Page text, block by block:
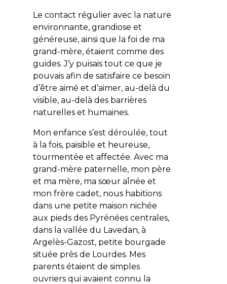
Le contact régulier avec la nature
environnante, grandiose et
généreuse, ainsi que la foi de ma
grand-mère, étaient comme des
guides. J’y puisais tout ce que je
pouvais afin de satisfaire ce besoin
d’être aimé et d’aimer, au-delà du
visible, au-delà des barrières
naturelles et humaines.
Mon enfance s’est déroulée, tout
à la fois, paisible et heureuse,
tourmentée et affectée. Avec ma
grand-mère paternelle, mon père
et ma mère, ma sœur aînée et
mon frère cadet, nous habitions
dans une petite maison nichée
aux pieds des Pyrénées centrales,
dans la vallée du Lavedan, à
Argelès-Gazost, petite bourgade
située près de Lourdes. Mes
parents étaient de simples
ouvriers qui avaient connu la